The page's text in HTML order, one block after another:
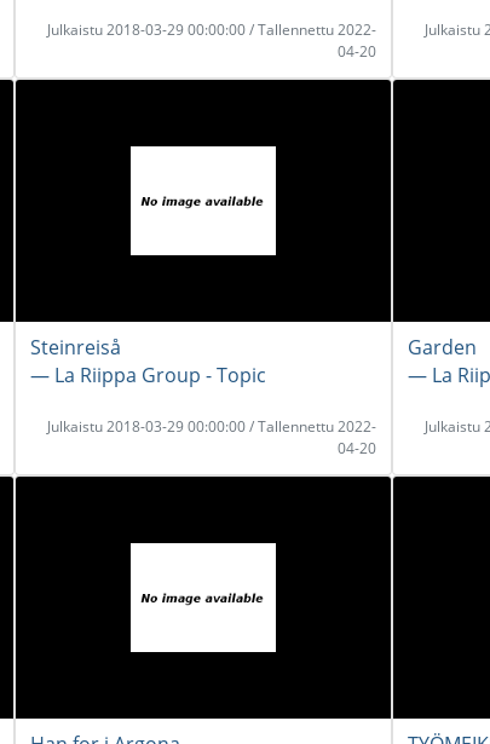
Julkaistu 2018-03-29 00:00:00 / Tallennettu 2022-
04-20
Julkaistu
Steinreiså
― La Riippa Group - Topic
Julkaistu 2018-03-29 00:00:00 / Tallennettu 2022-
04-20
Garden
― La
Julkaistu